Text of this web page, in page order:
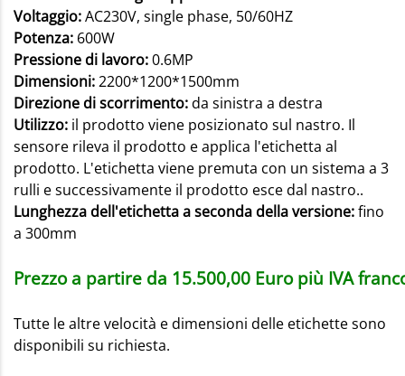
Voltaggio:AC230V, single phase, 50/60HZ
Potenza: 600W
Pressione di lavoro:0.6MP
Dimensioni:2200*1200*1500mm
Direzione di scorrimento:da sinistra a destra
Utilizzo: il prodotto viene posizionato sul nastro. Il
sensore rileva il prodotto e applica l'etichetta al
prodotto. L'etichetta viene premuta con un sistema a 3
rulli e successivamente il prodotto esce dal nastro..
Lunghezza dell'etichetta a seconda della versione:fino
a 300mm
Prezzo a partire da 15.500,00 Euro più IVA
Tutte le altre velocità e dimensioni delle etichette sono
disponibili su richiesta.